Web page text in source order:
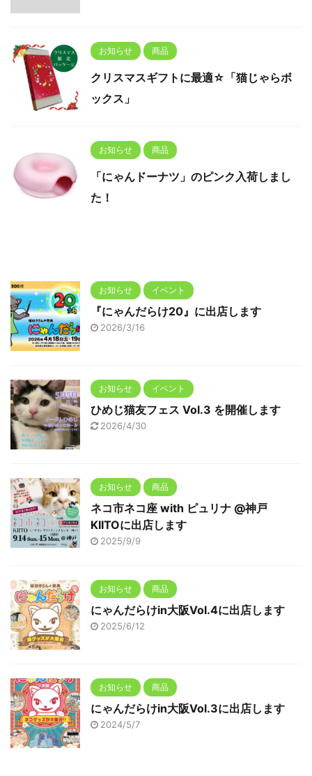
お知らせ 商品
クリスマスギフトに最適☆「猫じゃらボ
ックス」
お知らせ 商品
「にゃんドーナツ」のピンク入荷しまし
た！
お知らせ イベント
『にゃんだらけ20』に出店します
2026/3/16
お知らせ イベント
ひめじ猫友フェス Vol.3 を開催します
2026/4/30
お知らせ 商品
ネコ市ネコ座 with ピュリナ @神戸
KIITOに出店します
2025/9/9
お知らせ 商品
にゃんだらけin大阪Vol.4に出店します
2025/6/12
お知らせ 商品
にゃんだらけin大阪Vol.3に出店します
2024/5/7